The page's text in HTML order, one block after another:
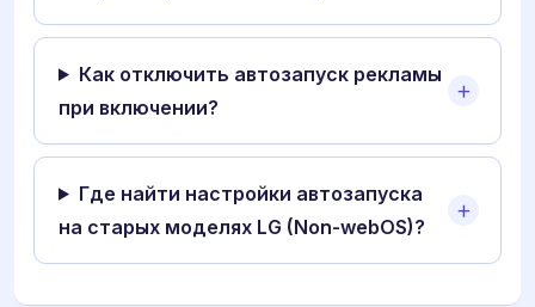
Как отключить автозапуск рекламы
при включении?
Где найти настройки автозапуска
на старых моделях LG (Non-webOS)?